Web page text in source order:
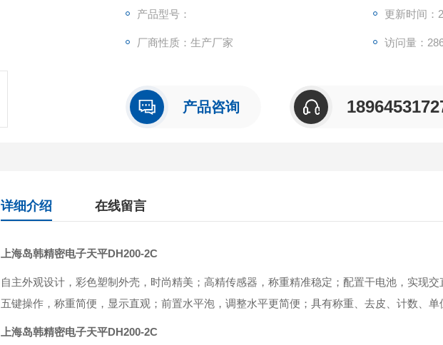
产品型号： 更新时间：
厂商性质：生产厂家 访问量：
产品咨询
详细介绍 在线留言
上海岛韩精密电子天平DH200-2C
自主外观设计，彩色塑制外壳，时尚精美；高精传感器，称重精准稳定；配置干电池，实现交
五键操作，称重简便，显示直观；前置水平泡，调整水平更简便；具有称重、去皮、计数、单
上海岛韩精密电子天平DH200-2C